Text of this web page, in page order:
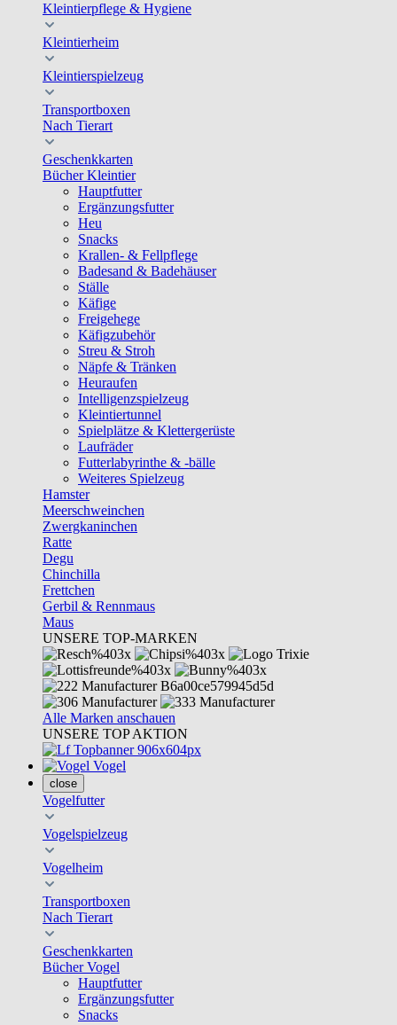
Kleintierpflege & Hygiene
Kleintierheim
Kleintierspielzeug
Transportboxen
Nach Tierart
Geschenkkarten
Bücher Kleintier
Hauptfutter
Ergänzungsfutter
Heu
Snacks
Krallen- & Fellpflege
Badesand & Badehäuser
Ställe
Käfige
Freigehege
Käfigzubehör
Streu & Stroh
Näpfe & Tränken
Heuraufen
Intelligenzspielzeug
Kleintiertunnel
Spielplätze & Klettergerüste
Laufräder
Futterlabyrinthe & -bälle
Weiteres Spielzeug
Hamster
Meerschweinchen
Zwergkaninchen
Ratte
Degu
Chinchilla
Frettchen
Gerbil & Rennmaus
Maus
UNSERE TOP-MARKEN
Alle Marken anschauen
UNSERE TOP AKTION
Vogel
close
Vogelfutter
Vogelspielzeug
Vogelheim
Transportboxen
Nach Tierart
Geschenkkarten
Bücher Vogel
Hauptfutter
Ergänzungsfutter
Snacks